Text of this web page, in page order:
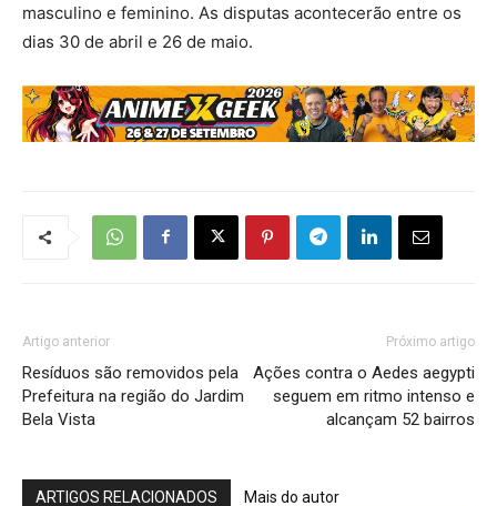
masculino e feminino. As disputas acontecerão entre os
dias 30 de abril e 26 de maio.
Artigo anterior
Resíduos são removidos pela
Prefeitura na região do Jardim
Bela Vista
Próximo artigo
Ações contra o Aedes aegypti
seguem em ritmo intenso e
alcançam 52 bairros
ARTIGOS RELACIONADOS Mais do autor